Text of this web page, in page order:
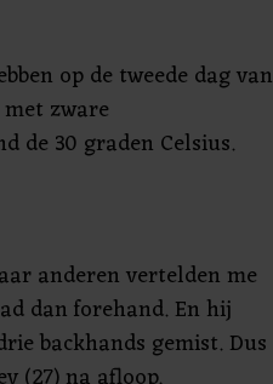
op de tweede dag van
zware
de 30 graden Celsius.
anderen vertelden me
dan forehand. En hij
backhands gemist. Dus